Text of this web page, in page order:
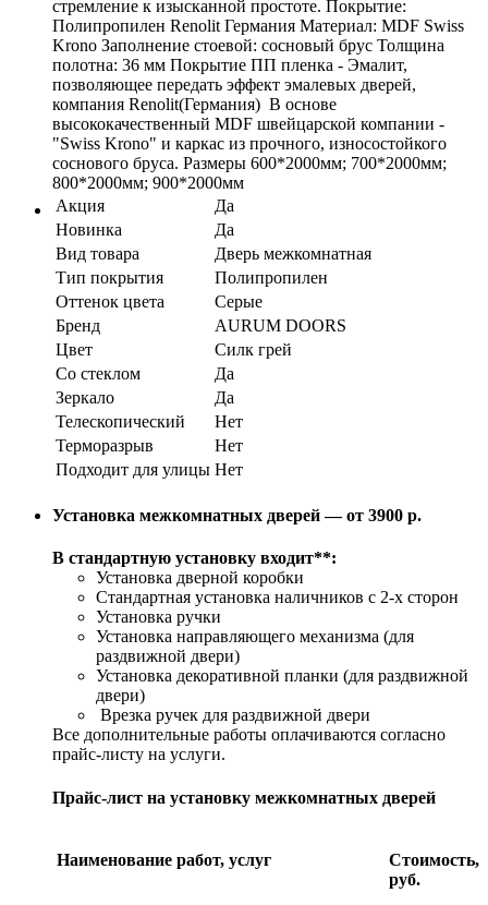
стремление к изысканной простоте. Покрытие:
Полипропилен Renolit Германия Материал: MDF Swiss
Krono Заполнение стоевой: сосновый брус Толщина
полотна: 36 мм Покрытие ПП пленка - Эмалит,
позволяющее передать эффект эмалевых дверей,
компания Renolit(Германия) В основе
высококачественный MDF швейцарской компании -
"Swiss Krono" и каркас из прочного, износостойкого
соснового бруса. Размеры 600*2000мм; 700*2000мм;
800*2000мм; 900*2000мм
Акция
Да
Новинка
Да
Вид товара
Дверь межкомнатная
Тип покрытия
Полипропилен
Оттенок цвета
Серые
Бренд
AURUM DOORS
Цвет
Силк грей
Со стеклом
Да
Зеркало
Да
Телескопический
Нет
Терморазрыв
Нет
Подходит для улицы Нет
Установка межкомнатных дверей — от 3900 р.
В стандартную установку входит**:
Установка дверной коробки
Стандартная установка наличников с 2-х сторон
Установка ручки
Установка направляющего механизма (для
раздвижной двери)
Установка декоративной планки (для раздвижной
двери)
Врезка ручек для раздвижной двери
Все дополнительные работы оплачиваются согласно
прайс-листу на услуги.
Прайс-лист на установку межкомнатных дверей
Наименование работ, услуг
Стоимость,
руб.